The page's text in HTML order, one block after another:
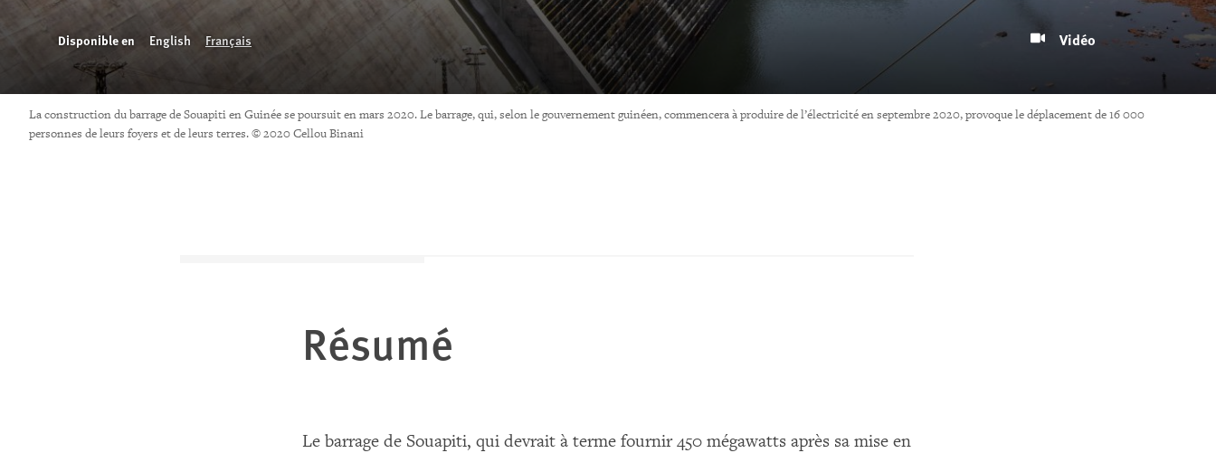
Disponible en English Français Vidéo
La construction du barrage de Souapiti en Guinée se poursuit en mars 2020. Le barrage, qui, selon le gouvernement guinéen, commencera à produire de l’électricité en septembre 2020, provoque le déplacement de 16 000
personnes de leurs foyers et de leurs terres. © 2020 Cellou Binani
Résumé
Le barrage de Souapiti, qui devrait à terme fournir 450 mégawatts après sa mise en